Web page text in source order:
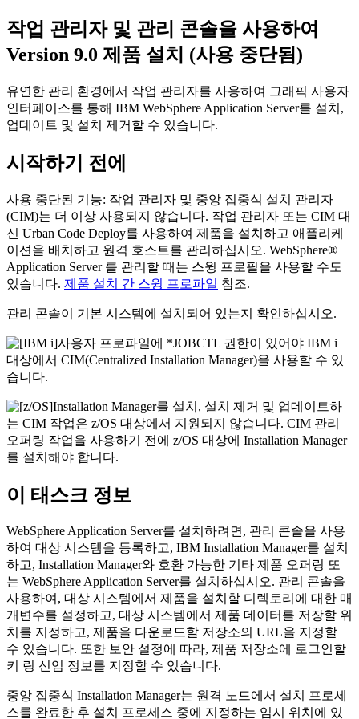
작업 관리자 및 관리 콘솔을 사용하여
Version 9.0 제품 설치 (사용 중단됨)
유연한 관리 환경에서 작업 관리자를 사용하여 그래픽 사용자
인터페이스를 통해 IBM WebSphere Application Server를 설치,
업데이트 및 설치 제거할 수 있습니다.
시작하기 전에
사용 중단된 기능: 작업 관리자 및 중앙 집중식 설치 관리자
(CIM)는 더 이상 사용되지 않습니다. 작업 관리자 또는 CIM 대
신 Urban Code Deploy를 사용하여 제품을 설치하고 애플리케
이션을 배치하고 원격 호스트를 관리하십시오. WebSphere®
Application Server를 관리할 때는 스윙 프로필을 사용할 수도
있습니다. 제품 설치 간 스윙 프로파일 참조.
관리 콘솔이 기본 시스템에 설치되어 있는지 확인하십시오.
사용자 프로파일에 *JOBCTL 권한이 있어야 IBM i
대상에서 CIM(Centralized Installation Manager)을 사용할 수 있
습니다.
Installation Manager를 설치, 설치 제거 및 업데이트하
는 CIM 작업은 z/OS 대상에서 지원되지 않습니다. CIM 관리
오퍼링 작업을 사용하기 전에 z/OS 대상에 Installation Manager
를 설치해야 합니다.
이 태스크 정보
WebSphere Application Server를 설치하려면, 관리 콘솔을 사용
하여 대상 시스템을 등록하고, IBM Installation Manager를 설치
하고, Installation Manager와 호환 가능한 기타 제품 오퍼링 또
는 WebSphere Application Server를 설치하십시오. 관리 콘솔을
사용하여, 대상 시스템에서 제품을 설치할 디렉토리에 대한 매
개변수를 설정하고, 대상 시스템에서 제품 데이터를 저장할 위
치를 지정하고, 제품을 다운로드할 저장소의 URL을 지정할
수 있습니다. 또한 보안 설정에 따라, 제품 저장소에 로그인할
키 링 신임 정보를 지정할 수 있습니다.
중앙 집중식 Installation Manager는 원격 노드에서 설치 프로세
스를 완료한 후 설치 프로세스 중에 지정하는 임시 위치에 있